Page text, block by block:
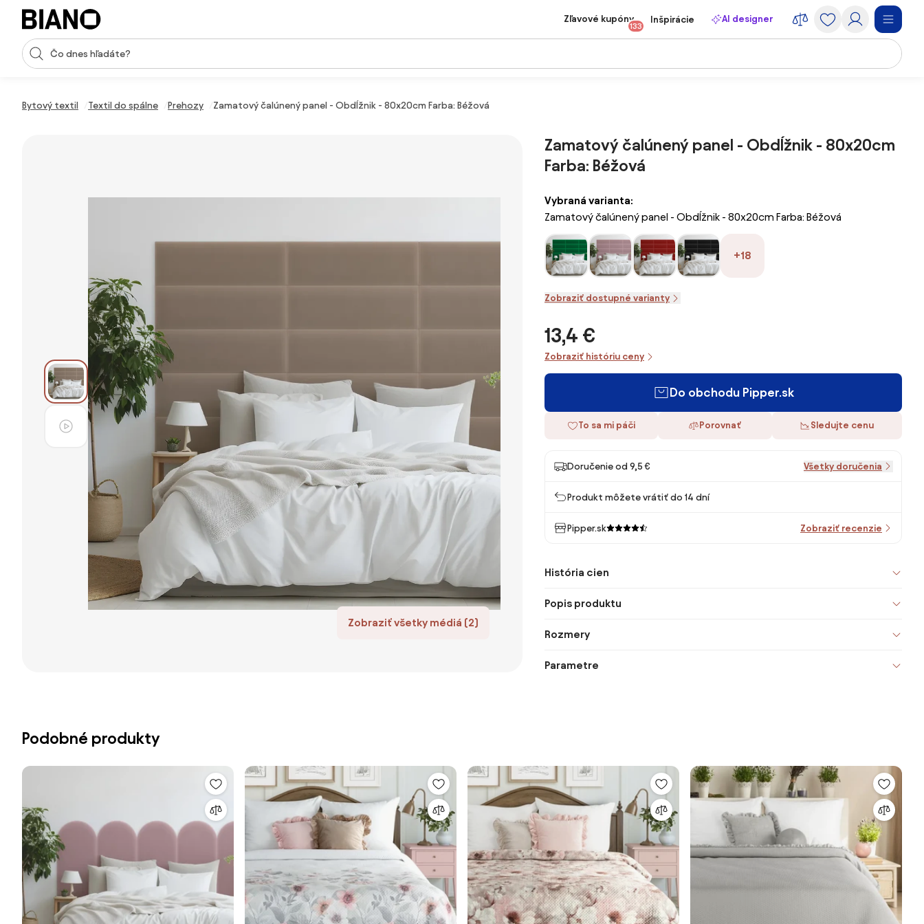
Preskočiť navigáciu, prejsť na obsah
Vstup pre vyhľadávanie
Zľavové kupóny
133
Inšpirácie AI designer
Bytový textil Textil do spálne Prehozy Zamatový čalúnený panel - Obdĺžnik - 80x20cm Farba: Béžová
Zobraziť všetky médiá (2)
Zamatový čalúnený panel - Obdĺžnik - 80x20cm
Farba: Béžová
Vybraná varianta:
Zamatový čalúnený panel - Obdĺžnik - 80x20cm Farba: Béžová
+18
Zobraziť dostupné varianty
13,4 €
Zobraziť históriu ceny
Do obchodu Pipper.sk
To sa mi páči Porovnať Sledujte cenu
Doručenie od 9,5 € Všetky doručenia
Produkt môžete vrátiť do 14 dní
Pipper.sk Zobraziť recenzie
História cien
Popis produktu
Rozmery
Parametre
Podobné produkty